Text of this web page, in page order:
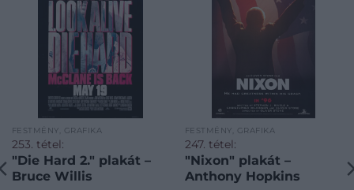
FESTMÉNY, GRAFIKA
253. tétel:
"Die Hard 2." plakát –
Bruce Willis
FESTMÉNY, GRAFIKA
247. tétel:
"Nixon" plakát –
Anthony Hopkins